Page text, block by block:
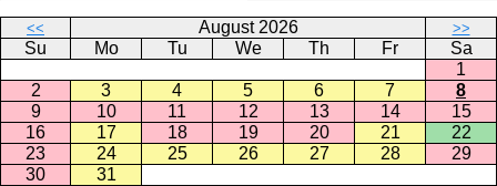
<< August 2026 >>
Su Mo Tu We Th Fr
Sa
1
2
3 4 5 6 7
8
9
10 11 12 13 14
15
16
17 18 19 20 21
22
23
24 25 26 27 28
29
30
31